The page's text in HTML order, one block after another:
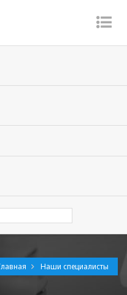
Наши специалисты